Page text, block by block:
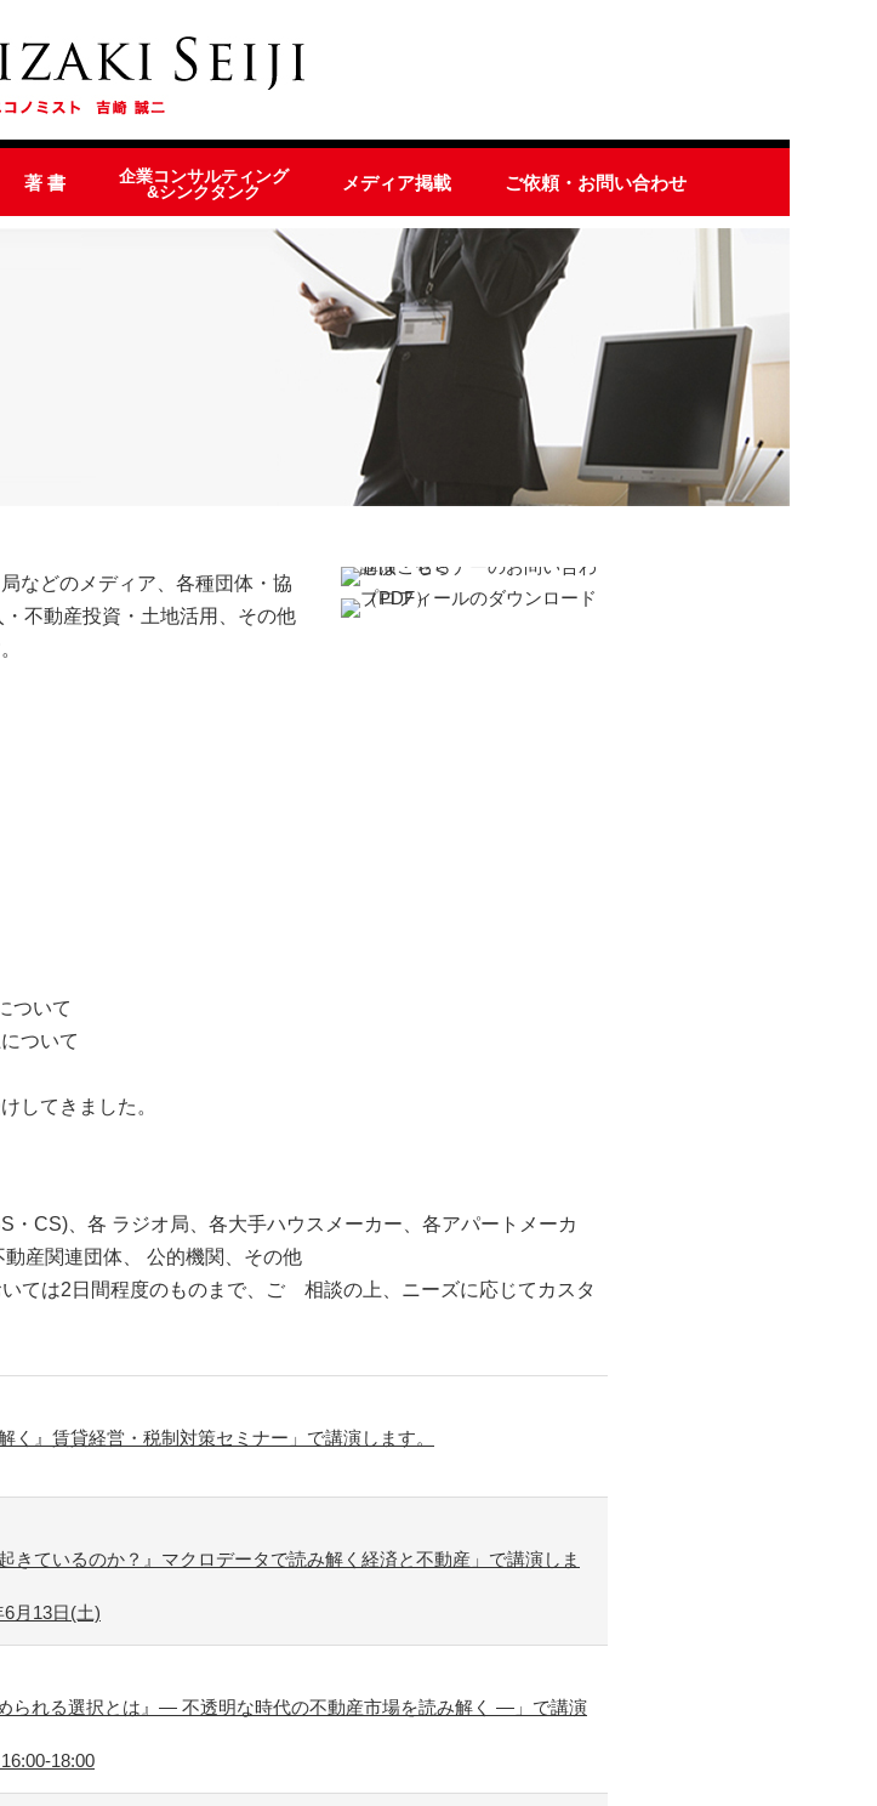
著 書
企業コンサルティング
&シンクタンク
メディア掲載 ご依頼・お問い合わせ
などのメディア、各種団体・協
不動産投資・土地活用、その他
ついて
ついて
してきました。
CS)、各 ラジオ局、各大手ハウスメーカー、各アパートメーカ
産関連団体、 公的機関、その他
ては2日間程度のものまで、ご゙相談の上、ニーズに応じてカスタ
』賃貸経営・税制対策セミナー」で講演します。
きているのか？』マクロデータで読み解く経済と不動産」で講演しま
月13日(土)
られる選択とは』― 不透明な時代の不動産市場を読み解く ―」で講演
18:00